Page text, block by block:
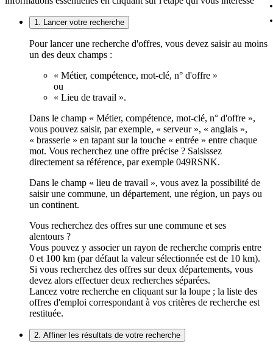
1. Lancer votre recherche
Pour lancer une recherche d'offres, vous devez saisir au moins
un des deux champs :
« Métier, compétence, mot-clé, n° d'offre »
ou
« Lieu de travail ».
Dans le champ « Métier, compétence, mot-clé, n° d'offre »,
vous pouvez saisir, par exemple, « serveur », « anglais »,
« brasserie » en tapant sur la touche « entrée » entre chaque
mot. Vous recherchez une offre précise ? Saisissez
directement sa référence, par exemple 049RSNK.
Dans le champ « lieu de travail », vous avez la possibilité de
saisir une commune, un département, une région, un pays ou
un continent.
Vous recherchez des offres sur une commune et ses
alentours ?
Vous pouvez y associer un rayon de recherche compris entre
0 et 100 km (par défaut la valeur sélectionnée est de 10 km).
Si vous recherchez des offres sur deux départements, vous
devez alors effectuer deux recherches séparées.
Lancez votre recherche en cliquant sur la loupe ; la liste des
offres d'emploi correspondant à vos critères de recherche est
restituée.
2. Affiner les résultats de votre recherche